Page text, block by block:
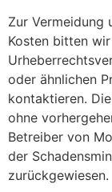
Zur Vermeidung
Kosten bitten
oder ähnlichen
kontaktieren.
ohne
Betreiber von
der
zurückgewiesen.